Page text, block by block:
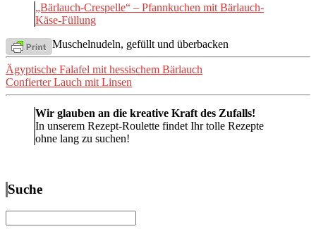
„Bärlauch-Crespelle“ – Pfannkuchen mit Bärlauch-
Käse-Füllung
Muschelnudeln, gefüllt und überbacken
Beitragsnavigation
Ägyptische Falafel mit hessischem Bärlauch
Confierter Lauch mit Linsen
Wir glauben an die kreative Kraft des Zufalls!
In unserem Rezept-Roulette findet Ihr tolle Rezepte
ohne lang zu suchen!
Suche